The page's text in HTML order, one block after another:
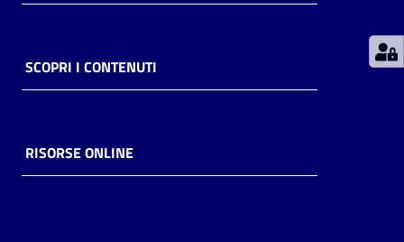
su
SCOPRI I CONTENUTI
RISORSE ONLINE